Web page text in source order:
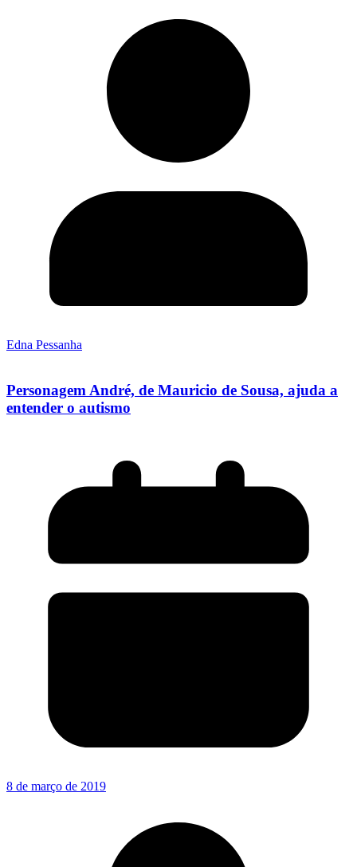
Edna Pessanha
Personagem André, de Mauricio de Sousa, ajuda a
entender o autismo
8 de março de 2019